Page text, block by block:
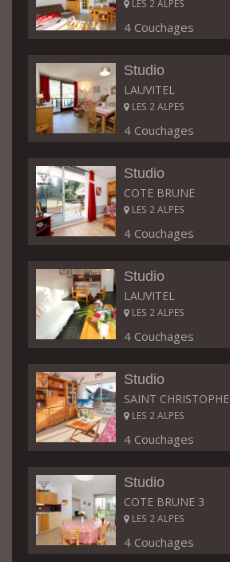
LES 2 ALPES
4 Couchages
Studio
LAUVITEL
LES 2 ALPES
4 Couchages
Studio
COTE BRUNE
LES 2 ALPES
4 Couchages
Studio
LAUVITEL
LES 2 ALPES
4 Couchages
Studio
SAINT CHRISTOPHE
LES 2 ALPES
4 Couchages
Studio
COTE BRUNE 3
LES 2 ALPES
4 Couchages